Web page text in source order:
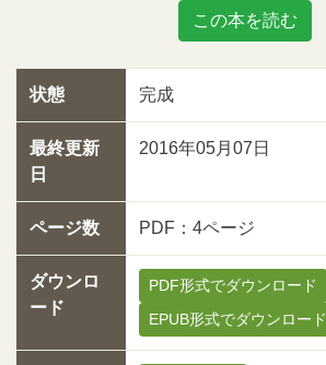
この本を読む
状態 完成
最終更新
日
2016年05月07日
ページ数 PDF：4ページ
ダウンロ
ード
PDF形式でダウンロード
EPUB形式でダウンロード